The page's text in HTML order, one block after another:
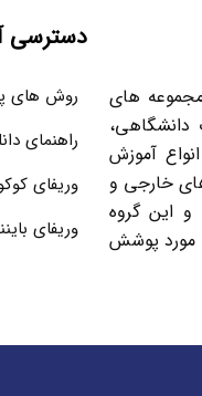
های
دانشگاهی،
آموزش
خارجی و
و این گروه
مورد پوشش
دسترسی
روش های
راهنمای
وریفای
وریفای